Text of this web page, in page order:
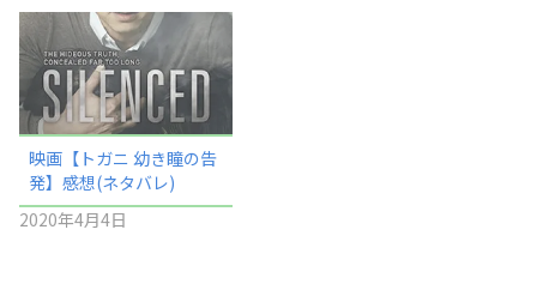
映画【トガニ 幼き瞳の告
発】感想(ネタバレ)
2020年4月4日